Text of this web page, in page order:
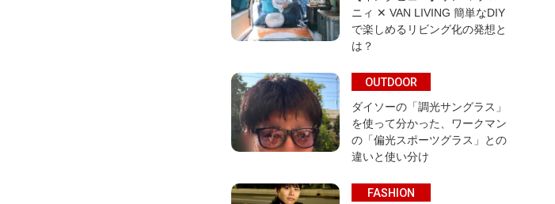
ニィ ✕ VAN LIVING 簡単なDIY
で楽しめるリビング化の発想と
は？
OUTDOOR
ダイソーの「調光サングラス」
を使って分かった、ワークマン
の「偏光スポーツグラス」との
違いと使い分け
FASHION